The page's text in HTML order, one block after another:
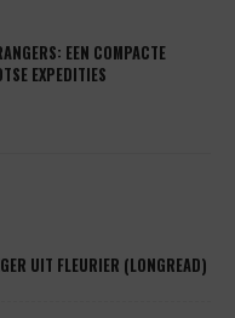
EEN COMPACTE
EXPEDITIES
UIT FLEURIER (LONGREAD)